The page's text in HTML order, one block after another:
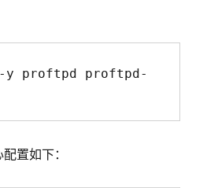
proftpd proftpd-
置如下：